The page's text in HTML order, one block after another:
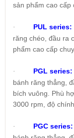
sản phẩm cao cấp
· PUL series:
răng chéo, đầu ra
phẩm cao cấp
· PGL series:
bánh răng thẳng,
bích vuông. Phù
3000 rpm, độ
· PGC series: